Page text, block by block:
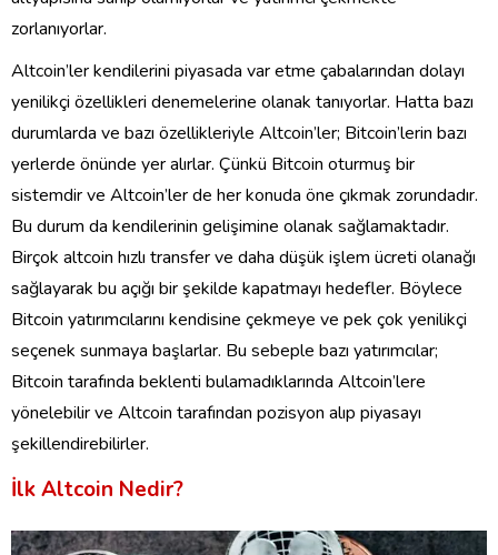
zorlanıyorlar.
Altcoin’ler kendilerini piyasada var etme çabalarından dolayı
yenilikçi özellikleri denemelerine olanak tanıyorlar. Hatta bazı
durumlarda ve bazı özellikleriyle Altcoin’ler; Bitcoin’lerin bazı
yerlerde önünde yer alırlar. Çünkü Bitcoin oturmuş bir
sistemdir ve Altcoin’ler de her konuda öne çıkmak zorundadır.
Bu durum da kendilerinin gelişimine olanak sağlamaktadır.
Birçok altcoin hızlı transfer ve daha düşük işlem ücreti olanağı
sağlayarak bu açığı bir şekilde kapatmayı hedefler. Böylece
Bitcoin yatırımcılarını kendisine çekmeye ve pek çok yenilikçi
seçenek sunmaya başlarlar. Bu sebeple bazı yatırımcılar;
Bitcoin tarafında beklenti bulamadıklarında Altcoin’lere
yönelebilir ve Altcoin tarafından pozisyon alıp piyasayı
şekillendirebilirler.
İlk Altcoin Nedir?